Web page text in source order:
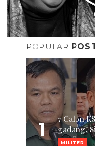
POPULAR
1
7 Calon
gadang,
MILITER